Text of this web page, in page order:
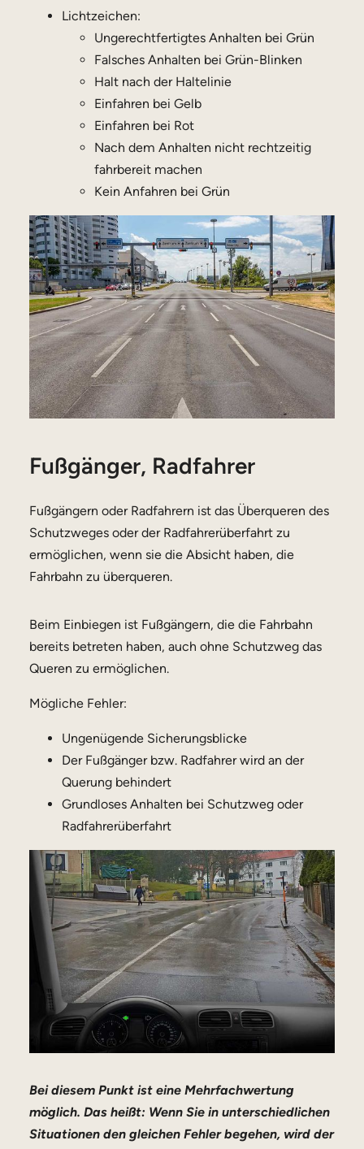
Lichtzeichen:
Ungerechtfertigtes Anhalten bei Grün
Falsches Anhalten bei Grün-Blinken
Halt nach der Haltelinie
Einfahren bei Gelb
Einfahren bei Rot
Nach dem Anhalten nicht rechtzeitig
fahrbereit machen
Kein Anfahren bei Grün
Fußgänger, Radfahrer
Fußgängern oder Radfahrern ist das Überqueren des
Schutzweges oder der Radfahrerüberfahrt zu
ermöglichen, wenn sie die Absicht haben, die
Fahrbahn zu überqueren.
Beim Einbiegen ist Fußgängern, die die Fahrbahn
bereits betreten haben, auch ohne Schutzweg das
Queren zu ermöglichen.
Mögliche Fehler:
Ungenügende Sicherungsblicke
Der Fußgänger bzw. Radfahrer wird an der
Querung behindert
Grundloses Anhalten bei Schutzweg oder
Radfahrerüberfahrt
Bei diesem Punkt ist eine Mehrfachwertung
möglich. Das heißt: Wenn Sie in unterschiedlichen
Situationen den gleichen Fehler begehen, wird der